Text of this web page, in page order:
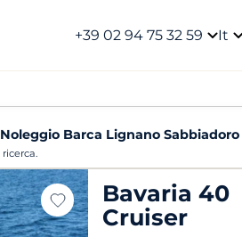
+39 02 94 75 32 59 It
Noleggio Barca Lignano Sabbiadoro
Bavaria 40
Cruiser